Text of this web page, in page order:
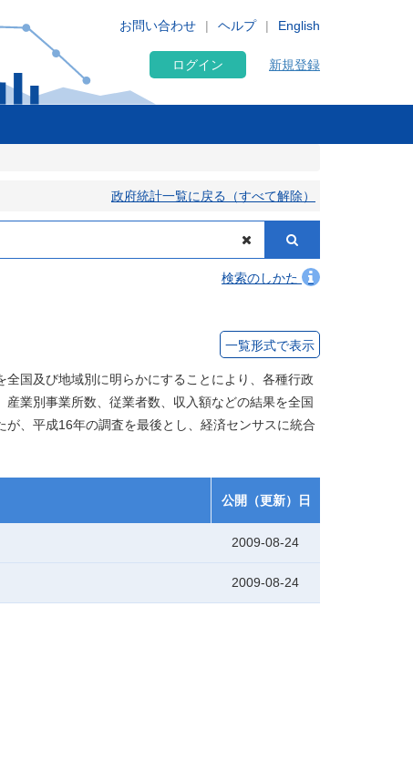
English
お問い合わせ ヘルプ
ログイン 新規登録
政府統計一覧に戻る（すべて解除）
検索のしかた
一覧形式で表示
国及び地域別に明らかにすることにより、各種行政
業別事業所数、従業者数、収入額などの結果を全国
、平成16年の調査を最後とし、経済センサスに統合
公開（更新）日
2009-08-24
2009-08-24